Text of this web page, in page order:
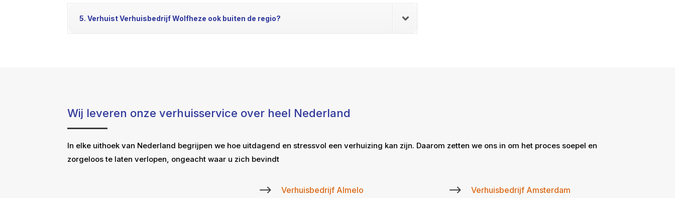
5. Verhuist Verhuisbedrijf Wolfheze ook buiten de regio?
Wij leveren onze verhuisservice over heel Nederland
In elke uithoek van Nederland begrijpen we hoe uitdagend en stressvol een verhuizing kan zijn. Daarom zetten we ons in om het proces soepel en
zorgeloos te laten verlopen, ongeacht waar u zich bevindt
$ Verhuisbedrijf Almelo $ Verhuisbedrijf Amsterdam